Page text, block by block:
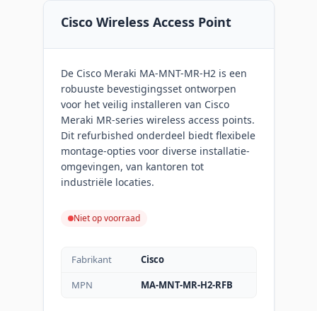
Cisco Wireless Access Point
De Cisco Meraki MA-MNT-MR-H2 is een
robuuste bevestigingsset ontworpen
voor het veilig installeren van Cisco
Meraki MR-series wireless access points.
Dit refurbished onderdeel biedt flexibele
montage-opties voor diverse installatie-
omgevingen, van kantoren tot
industriële locaties.
Niet op voorraad
Fabrikant
Cisco
MPN
MA-MNT-MR-H2-RFB